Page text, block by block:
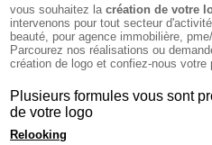
vous souhaitez lacréation de votre
intervenons pour tout secteur
beauté, pour agence immobilière,
Parcourez nos réalisations ou
création de logo et confiez-nous votre
Plusieurs formules vous sont
de votre logo
Relooking